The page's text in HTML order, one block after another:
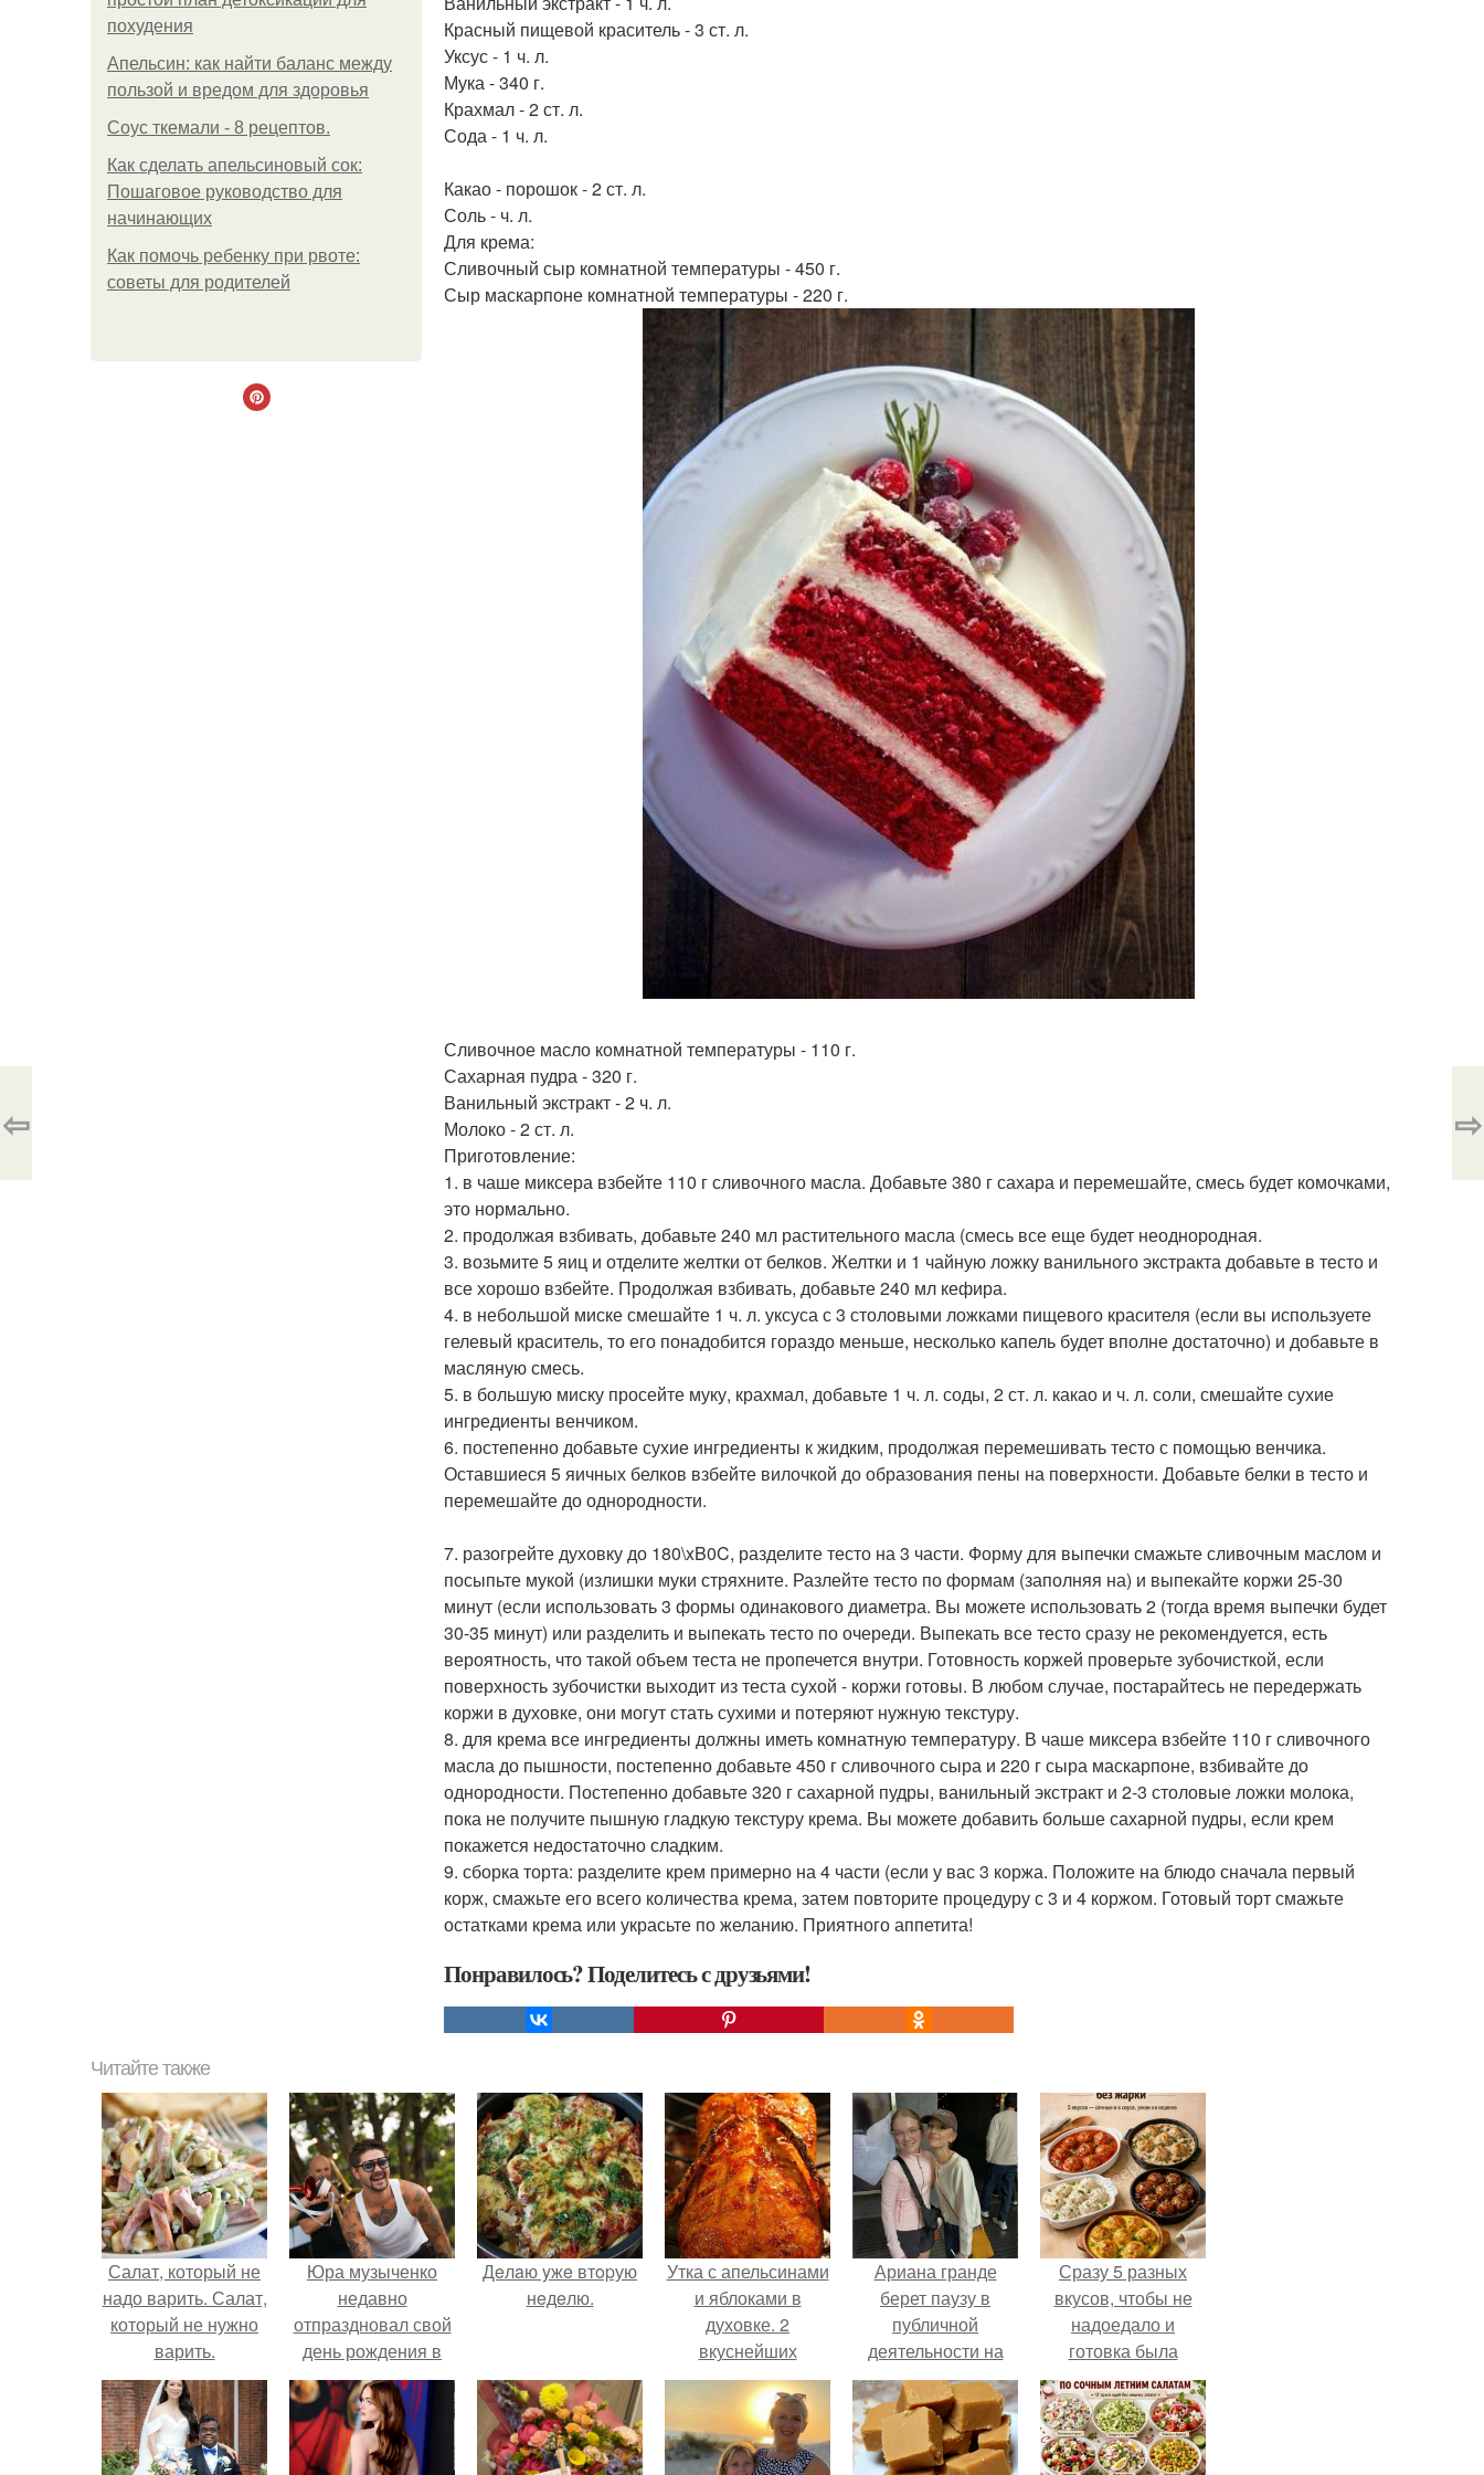
похудения
Апельсин: как найти баланс между
пользой и вредом для здоровья
Соус ткемали - 8 рецептов.
Как сделать апельсиновый сок:
Пошаговое руководство для
начинающих
Как помочь ребенку при рвоте:
советы для родителей
Красный пищевой краситель - 3 ст. л.
Уксус - 1 ч. л.
Мука - 340 г.
Крахмал - 2 ст. л.
Сода - 1 ч. л.
Какао - порошок - 2 ст. л.
Соль - ч. л.
Для крема:
Сливочный сыр комнатной температуры - 450 г.
Сыр маскарпоне комнатной температуры - 220 г.
Сливочное масло комнатной температуры - 110 г.
Сахарная пудра - 320 г.
Ванильный экстракт - 2 ч. л.
Молоко - 2 ст. л.
Приготовление:
1. в чаше миксера взбейте 110 г сливочного масла. Добавьте 380 г сахара и перемешайте, смесь будет комочками,
это нормально.
2. продолжая взбивать, добавьте 240 мл растительного масла (смесь все еще будет неоднородная.
3. возьмите 5 яиц и отделите желтки от белков. Желтки и 1 чайную ложку ванильного экстракта добавьте в тесто и
все хорошо взбейте. Продолжая взбивать, добавьте 240 мл кефира.
4. в небольшой миске смешайте 1 ч. л. уксуса с 3 столовыми ложками пищевого красителя (если вы используете
гелевый краситель, то его понадобится гораздо меньше, несколько капель будет вполне достаточно) и добавьте в
масляную смесь.
5. в большую миску просейте муку, крахмал, добавьте 1 ч. л. соды, 2 ст. л. какао и ч. л. соли, смешайте сухие
ингредиенты венчиком.
6. постепенно добавьте сухие ингредиенты к жидким, продолжая перемешивать тесто с помощью венчика.
Оставшиеся 5 яичных белков взбейте вилочкой до образования пены на поверхности. Добавьте белки в тесто и
перемешайте до однородности.
7. разогрейте духовку до 180\xB0C, разделите тесто на 3 части. Форму для выпечки смажьте сливочным маслом и
посыпьте мукой (излишки муки стряхните. Разлейте тесто по формам (заполняя на) и выпекайте коржи 25-30
минут (если использовать 3 формы одинакового диаметра. Вы можете использовать 2 (тогда время выпечки будет
30-35 минут) или разделить и выпекать тесто по очереди. Выпекать все тесто сразу не рекомендуется, есть
вероятность, что такой объем теста не пропечется внутри. Готовность коржей проверьте зубочисткой, если
поверхность зубочистки выходит из теста сухой - коржи готовы. В любом случае, постарайтесь не передержать
коржи в духовке, они могут стать сухими и потеряют нужную текстуру.
8. для крема все ингредиенты должны иметь комнатную температуру. В чаше миксера взбейте 110 г сливочного
масла до пышности, постепенно добавьте 450 г сливочного сыра и 220 г сыра маскарпоне, взбивайте до
однородности. Постепенно добавьте 320 г сахарной пудры, ванильный экстракт и 2-3 столовые ложки молока,
пока не получите пышную гладкую текстуру крема. Вы можете добавить больше сахарной пудры, если крем
покажется недостаточно сладким.
9. сборка торта: разделите крем примерно на 4 части (если у вас 3 коржа. Положите на блюдо сначала первый
корж, смажьте его всего количества крема, затем повторите процедуру с 3 и 4 коржом. Готовый торт смажьте
остатками крема или украсьте по желанию. Приятного аппетита!
Понравилось? Поделитесь с друзьями!
⇦ ⇨
Читайте также
Салат, который не
надо варить. Салат,
который не нужно
варить.
Юра музыченко
недавно
отпраздновал свой
день рождения в
кругу самых
близких и родных
людей.
Дeлaю yжe втopую
нeдeлю.
Утка с апельсинами
и яблоками в
духовке. 2
вкуснейших
рецептов: утка с
яблоками и утка
запеченная с
апельсинами.
Ариана гранде
берет паузу в
публичной
деятельности на
фоне слухов о
своем здоровье.
Сразу 5 разных
вкусов, чтобы не
надоедало и
готовка была
проще.